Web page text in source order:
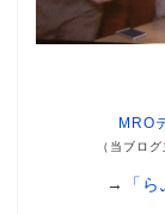
MRO
（当ブロ
→ 「